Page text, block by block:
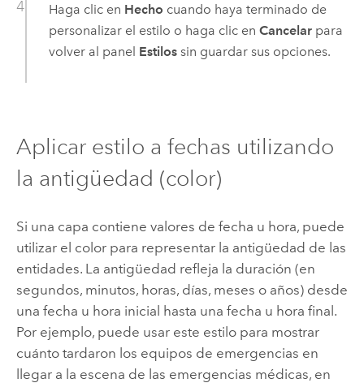
Haga clic en Hecho cuando haya terminado de
personalizar el estilo o haga clic en Cancelarpara
volver al panel Estilossin guardar sus opciones.
Aplicar estilo a fechas utilizando
la antigüedad (color)
Si una capa contiene valores de fecha u hora, puede
utilizar el color para representar la antigüedad de las
entidades. La antigüedad refleja la duración (en
segundos, minutos, horas, días, meses o años) desde
una fecha u hora inicial hasta una fecha u hora final.
Por ejemplo, puede usar este estilo para mostrar
cuánto tardaron los equipos de emergencias en
llegar a la escena de las emergencias médicas, en